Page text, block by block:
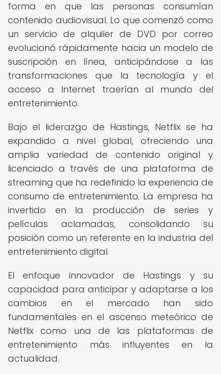
forma en que las personas consumían
contenido audiovisual. Lo que comenzó como
un servicio de alquiler de DVD por correo
evolucionó rápidamente hacia un modelo de
suscripción en línea, anticipándose a las
transformaciones que la tecnología y el
acceso a Internet traerían al mundo del
entretenimiento.
Bajo el liderazgo de Hastings, Netflix se ha
expandido a nivel global, ofreciendo una
amplia variedad de contenido original y
licenciado a través de una plataforma de
streaming que ha redefinido la experiencia de
consumo de entretenimiento. La empresa ha
invertido en la producción de series y
películas aclamadas, consolidando su
posición como un referente en la industria del
entretenimiento digital.
El enfoque innovador de Hastings y su
capacidad para anticipar y adaptarse a los
cambios en el mercado han sido
fundamentales en el ascenso meteórico de
Netflix como una de las plataformas de
entretenimiento más influyentes en la
actualidad.